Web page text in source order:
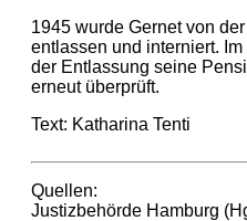
1945 wurde Gernet von
entlassen und interniert.
der Entlassung seine
erneut überprüft.
Text: Katharina Tenti
Quellen:
Justizbehörde Hamburg